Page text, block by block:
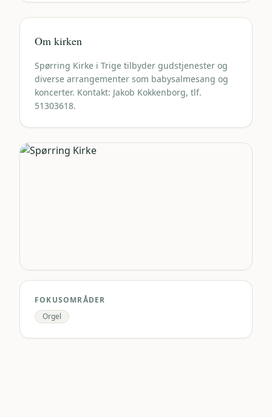
Om kirken
Spørring Kirke i Trige tilbyder gudstjenester og
diverse arrangementer som babysalmesang og
koncerter. Kontakt: Jakob Kokkenborg, tlf.
51303618.
FOKUSOMRÅDER
Orgel